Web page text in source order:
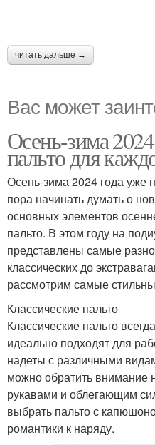
читать дальше →
Вас может
Осень-зима
пальто для
Осень-зима 2024 года уже
пора начинать думать о
основных элементов
пальто. В этом году на
представлены самые
классических до
рассмотрим самые
Классические пальто
Классические пальто
идеально подходят для
надеты с различными
можно обратить
рукавами и облегающим
выбрать пальто с
романтики к наряду.